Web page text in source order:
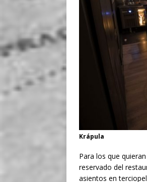
Krápula
Para los que
reservado del
asientos en